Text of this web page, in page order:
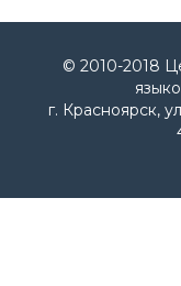
© 2010-2018
г. Красноярск,